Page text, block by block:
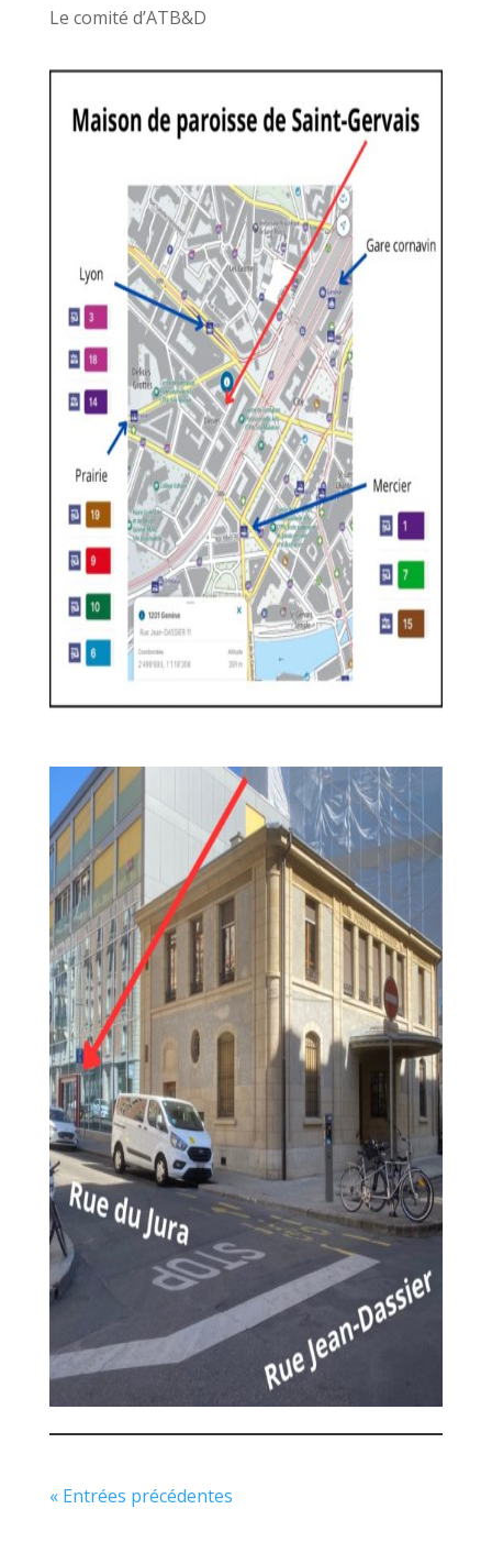
Le comité d’ATB&D
« Entrées précédentes